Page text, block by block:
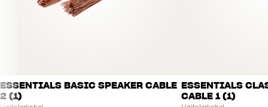
ESSENTIALS BASIC SPEAKER CABLE
2 (1)
ESSENTIALS
CABLE 1 (1)